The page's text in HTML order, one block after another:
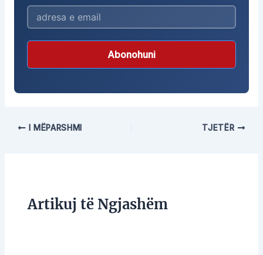
Abonohuni
I MËPARSHMI TJETËR
Artikuj të Ngjashëm